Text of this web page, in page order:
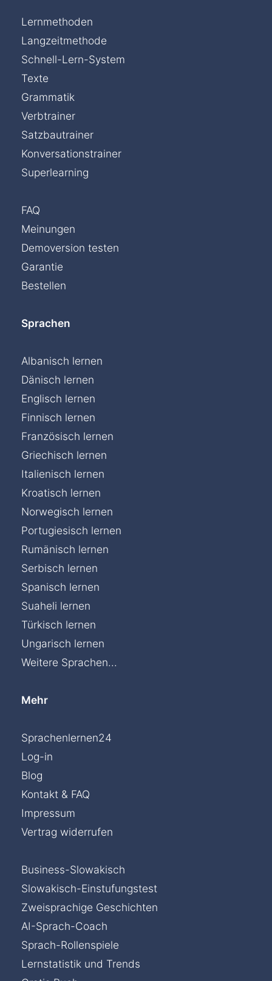
Lernmethoden
Langzeitmethode
Schnell-Lern-System
Texte
Grammatik
Verbtrainer
Satzbautrainer
Konversationstrainer
Superlearning
FAQ
Meinungen
Demoversion testen
Garantie
Bestellen
Sprachen
Albanisch lernen
Dänisch lernen
Englisch lernen
Finnisch lernen
Französisch lernen
Griechisch lernen
Italienisch lernen
Kroatisch lernen
Norwegisch lernen
Portugiesisch lernen
Rumänisch lernen
Serbisch lernen
Spanisch lernen
Suaheli lernen
Türkisch lernen
Ungarisch lernen
Weitere Sprachen...
Mehr
Sprachenlernen24
Log-in
Blog
Kontakt & FAQ
Impressum
Vertrag widerrufen
Business-Slowakisch
Slowakisch-Einstufungstest
Zweisprachige Geschichten
AI-Sprach-Coach
Sprach-Rollenspiele
Lernstatistik und Trends